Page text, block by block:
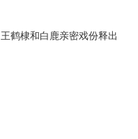
王鹤棣和白鹿亲密戏份释出